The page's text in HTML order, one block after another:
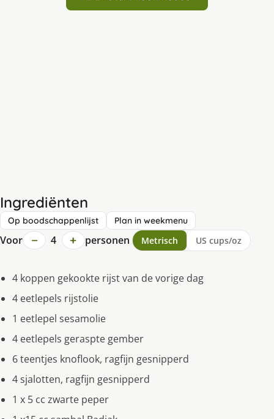
Ingrediënten
Op boodschappenlijst Plan in weekmenu
Voor − 4 + personen Metrisch US cups/oz
4 koppen gekookte rijst van de vorige dag
4 eetlepels rijstolie
1 eetlepel sesamolie
4 eetlepels geraspte gember
6 teentjes knoflook, ragfijn gesnipperd
4 sjalotten, ragfijn gesnipperd
1 x 5 cc zwarte peper